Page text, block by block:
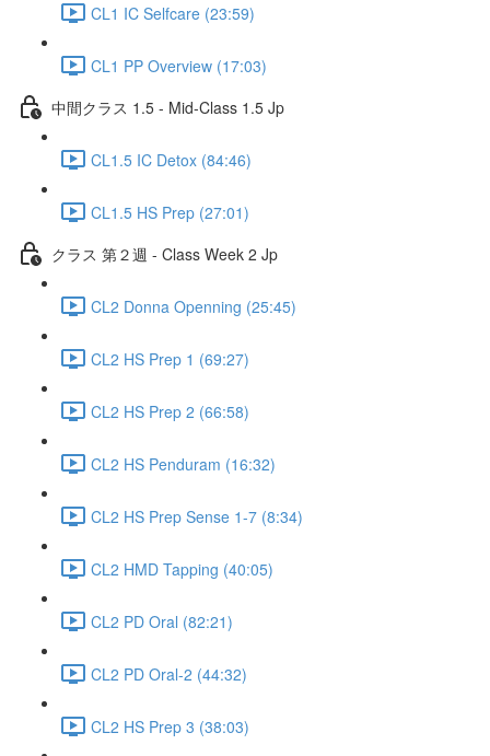
CL1 IC Selfcare (23:59)
CL1 PP Overview (17:03)
中間クラス 1.5 - Mid-Class 1.5 Jp
CL1.5 IC Detox (84:46)
CL1.5 HS Prep (27:01)
クラス 第２週 - Class Week 2 Jp
CL2 Donna Openning (25:45)
CL2 HS Prep 1 (69:27)
CL2 HS Prep 2 (66:58)
CL2 HS Penduram (16:32)
CL2 HS Prep Sense 1-7 (8:34)
CL2 HMD Tapping (40:05)
CL2 PD Oral (82:21)
CL2 PD Oral-2 (44:32)
CL2 HS Prep 3 (38:03)